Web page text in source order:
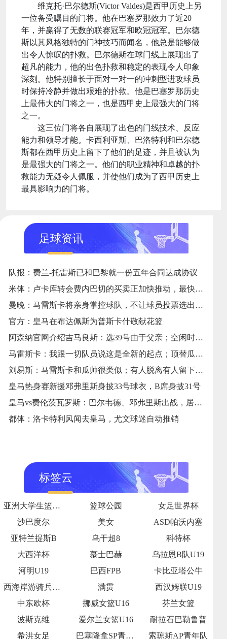
维克托·巴尔德斯(Victor Valdes)是西甲历史上另
一位备受瞩目的门将。他在巴塞罗那效力了近20
年，并赢得了无数的联赛冠军和欧冠冠军。巴尔德
斯以其风格独特的门神技巧而闻名，他总是能够做
出令人惊叹的扑救。巴尔德斯在球门线上展现出了
超凡的能力，他的出色扑救和稳定的表现令人印象
深刻。他特别擅长于面对一对一的冲刺型进攻球员
时保持冷静并做出艰难的扑救。他是巴塞罗那历史
上最伟大的门将之一，也是西甲史上最强大的门将
之一。
这三位门将各自展现了出色的门线技术、反应
能力和领导才能。卡西利亚斯、巴洛特利和巴尔德
斯都在西甲历史上留下了他们的足迹，并且被认为
是最强大的门将之一。他们的职业精神和卓越的扑
救能力无疑令人佩服，并使他们成为了西甲历史上
最具影响力的门将。
足球资讯
队报：费兰-托雷斯已和巴黎就一份五年合同达成协议
米体：卢卡库转会费内巴切的买卖正加快推动，最快24小时敲定
曼晚：马雷斯卡将亲身掌控球队，不让球员投票选出下一任队长
官方：皇马在布达佩斯为普斯卡什敬献花篮
阿森纳官网介绍吉马良斯：选39号由于父亲；空闲时喜欢垂钓
马雷斯卡：我跟一切队员说这是全新的起点；顶替瓜帅没有压力
刘易斯：马雷斯卡和瓜帅很类似；有人脱离有人留下这便是足球
皇马热身赛新援邓弗里斯身披33号球衣，B席身披31号
皇马vs费伦茨瓦罗斯：巴尔韦德、邓弗里斯出战，居莱尔首发
都体：洛卡特利风闻去皇马，尤文球迷自动推销
标签云
亚洲大学生篮球联赛半决赛 篮球公园
女足世界杯
沙巴度尔
美女
ASD帕沃内塞
亚特兰提斯B
乌干超8
科特杯
大西洋杯
慕士巴赫
乌拉恩B队U19
河明U19
巴西FPB
卡比亚塔公牛
西海岸游骑兵女足
满贯
西汉姆联U19
中东欧杯
挪威女篮U16
芬兰女篮
波斯克维
爱尔兰女篮U16
耐拉石巴勒鲁普
希洪女足
巴塞隆拿SP青年队 索琼斯AP青年队